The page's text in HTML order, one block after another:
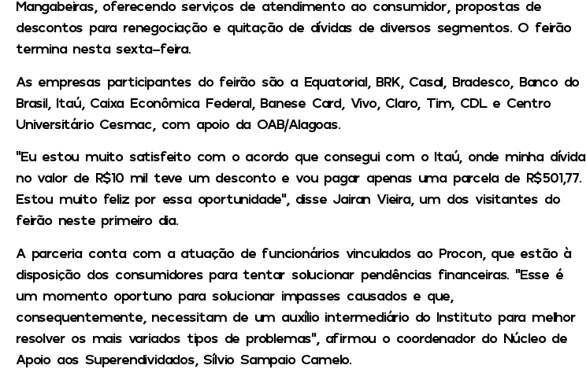
Mangabeiras, oferecendo serviços de atendimento ao consumidor, propostas de
descontos para renegociação e quitação de dívidas de diversos segmentos. O feirão
termina nesta sexta-feira.
As empresas participantes do feirão são a Equatorial, BRK, Casal, Bradesco, Banco do
Brasil, Itaú, Caixa Econômica Federal, Banese Card, Vivo, Claro, Tim, CDL e Centro
Universitário Cesmac, com apoio da OAB/Alagoas.
“Eu estou muito satisfeito com o acordo que consegui com o Itaú, onde minha dívida
no valor de R$10 mil teve um desconto e vou pagar apenas uma parcela de R$501,77.
Estou muito feliz por essa oportunidade”, disse Jairan Vieira, um dos visitantes do
feirão neste primeiro dia.
A parceria conta com a atuação de funcionários vinculados ao Procon, que estão à
disposição dos consumidores para tentar solucionar pendências financeiras. “Esse é
um momento oportuno para solucionar impasses causados e que,
consequentemente, necessitam de um auxílio intermediário do Instituto para melhor
resolver os mais variados tipos de problemas”, afirmou o coordenador do Núcleo de
Apoio aos Superendividados, Sílvio Sampaio Camelo.